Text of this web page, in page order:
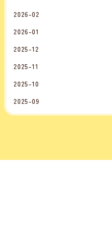
2026-02
2026-01
2025-12
2025-11
2025-10
2025-09